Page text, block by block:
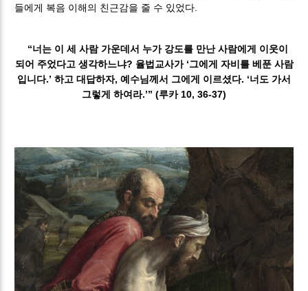
들에게 복음 이해의 친근감을 줄 수 있었다.
“너는 이 세 사람 가운데서 누가 강도를 만난 사람에게 이웃이
되어 주었다고 생각하느냐? 율법교사가 ‘그에게 자비를 베푼 사람
입니다.’ 하고 대답하자, 예수님께서 그에게 이르셨다. ‘너도 가서
그렇게 하여라.’” (루카 10, 36-37)